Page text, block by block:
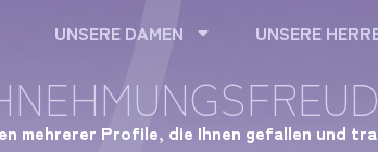
UNSERE DAMEN UNSERE
mehrerer Profile, die Ihnen gefallen und